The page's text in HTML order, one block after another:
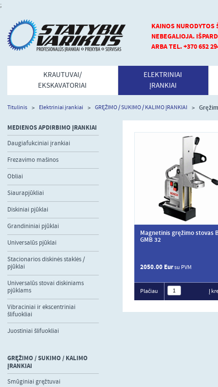
;
KAINOS NURODYTOS
NEBEGALIOJA.
ARBA TEL. +370 652
KRAUTUVAI/
EKSKAVATORIAI
ELEKTRINIAI
ĮRANKIAI
Titulinis Elektriniai įrankiai GRĘŽIMO / SUKIMO / KALIMO ĮRANKIAI
MEDIENOS APDIRBIMO ĮRANKIAI
Daugiafukciniai įrankiai
Frezavimo mašinos
Obliai
Siaurapjūkliai
Diskiniai pjūklai
Grandininiai pjūklai
Universalūs pjūklai
Stacionarios diskinės staklės /
pjūklai
Universalūs stovai diskiniams
pjūklams
Vibraciniai ir ekscentriniai
šlifuokliai
Juostiniai šlifuokliai
GRĘŽIMO / SUKIMO / KALIMO
ĮRANKIAI
Smūginiai gręžtuvai
Magnetinis gręžimo stovas
GMB 32
2050.00 Eursu PVM
Plačiau Į